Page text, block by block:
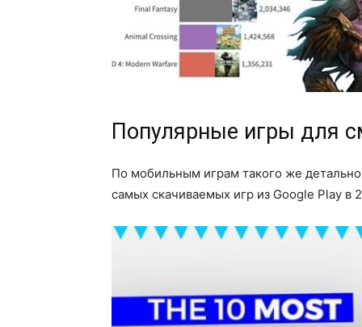
Популярные игры для
По мобильным играм такого же
самых скачиваемых игр из Google Play в